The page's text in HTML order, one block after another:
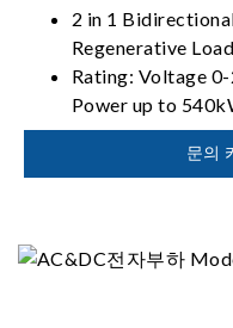
2 in 1
Regenerative Load
Rating: Voltage
Power up to
PV, Battery, Fuel
문의